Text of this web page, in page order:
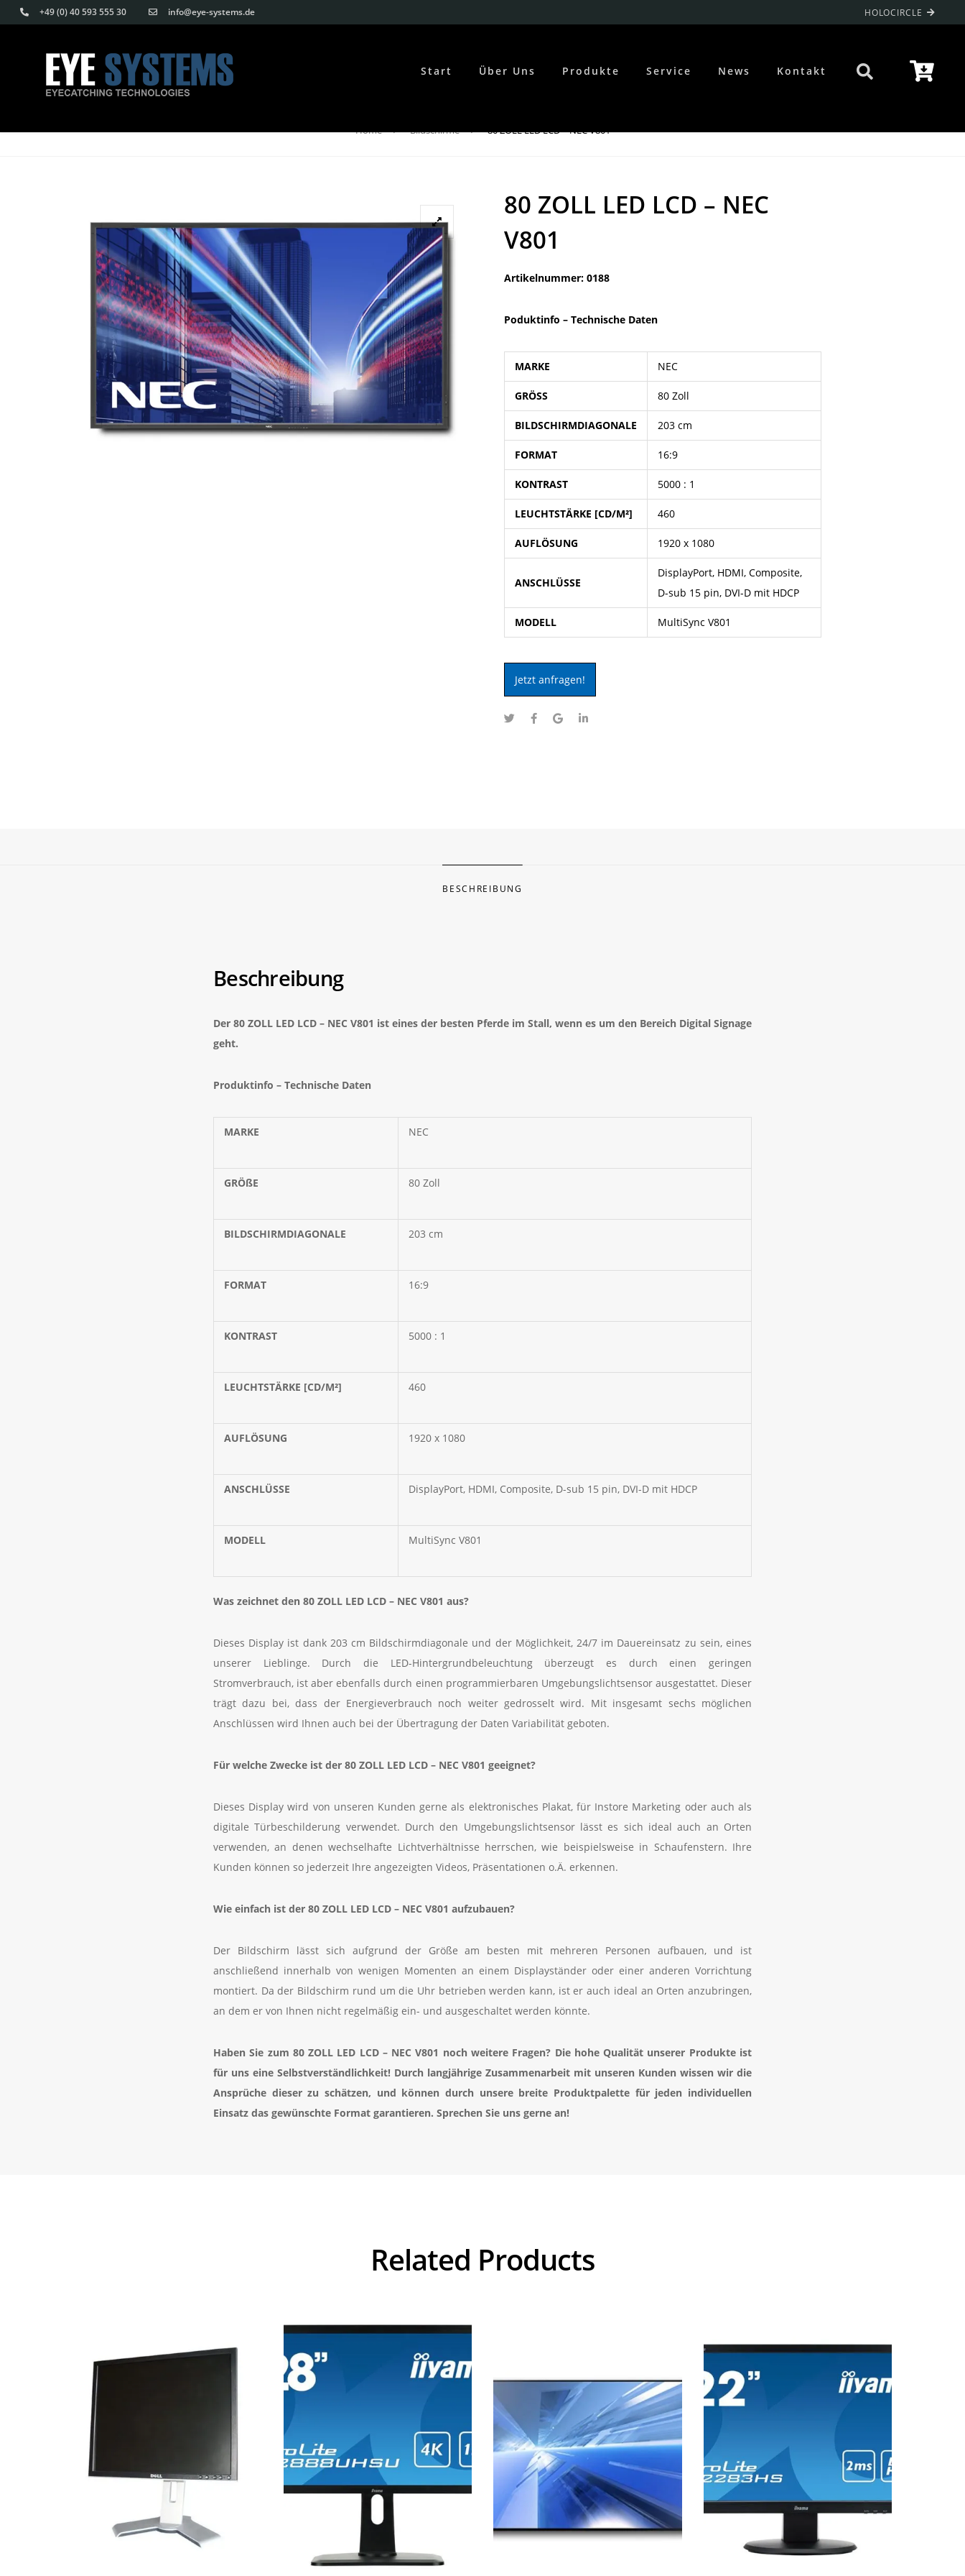
Skip
links
+49 (0) 40 593 555 30 info@eye-systems.de HOLOCIRCLE
Start Über Uns Produkte Service News Kontakt
Home Bildschirme 80 ZOLL LED LCD – NEC V801
80 ZOLL LED LCD – NEC
V801
Artikelnummer: 0188
Poduktinfo – Technische Daten
MARKE NEC
GRÖSS 80 Zoll
BILDSCHIRMDIAGONALE 203 cm
FORMAT 16:9
KONTRAST 5000 : 1
LEUCHTSTÄRKE [CD/M²] 460
AUFLÖSUNG 1920 x 1080
ANSCHLÜSSE
DisplayPort, HDMI, Composite,
D-sub 15 pin, DVI-D mit HDCP
MODELL MultiSync V801
Jetzt anfragen!
BESCHREIBUNG
Beschreibung
Der 80 ZOLL LED LCD – NEC V801 ist eines der besten Pferde im Stall, wenn es um den Bereich Digital Signage
geht.
Produktinfo – Technische Daten
MARKE NEC
GRÖßE 80 Zoll
BILDSCHIRMDIAGONALE 203 cm
FORMAT 16:9
KONTRAST 5000 : 1
LEUCHTSTÄRKE [CD/M²] 460
AUFLÖSUNG 1920 x 1080
ANSCHLÜSSE DisplayPort, HDMI, Composite, D-sub 15 pin, DVI-D mit HDCP
MODELL MultiSync V801
Was zeichnet den 80 ZOLL LED LCD – NEC V801 aus?
Dieses Display ist dank 203 cm Bildschirmdiagonale und der Möglichkeit, 24/7 im Dauereinsatz zu sein, eines
unserer Lieblinge. Durch die LED-Hintergrundbeleuchtung überzeugt es durch einen geringen
Stromverbrauch, ist aber ebenfalls durch einen programmierbaren Umgebungslichtsensor ausgestattet. Dieser
trägt dazu bei, dass der Energieverbrauch noch weiter gedrosselt wird. Mit insgesamt sechs möglichen
Anschlüssen wird Ihnen auch bei der Übertragung der Daten Variabilität geboten.
Für welche Zwecke ist der 80 ZOLL LED LCD – NEC V801 geeignet?
Dieses Display wird von unseren Kunden gerne als elektronisches Plakat, für Instore Marketing oder auch als
digitale Türbeschilderung verwendet. Durch den Umgebungslichtsensor lässt es sich ideal auch an Orten
verwenden, an denen wechselhafte Lichtverhältnisse herrschen, wie beispielsweise in Schaufenstern. Ihre
Kunden können so jederzeit Ihre angezeigten Videos, Präsentationen o.Ä. erkennen.
Wie einfach ist der 80 ZOLL LED LCD – NEC V801 aufzubauen?
Der Bildschirm lässt sich aufgrund der Größe am besten mit mehreren Personen aufbauen, und ist
anschließend innerhalb von wenigen Momenten an einem Displayständer oder einer anderen Vorrichtung
montiert. Da der Bildschirm rund um die Uhr betrieben werden kann, ist er auch ideal an Orten anzubringen,
an dem er von Ihnen nicht regelmäßig ein- und ausgeschaltet werden könnte.
Haben Sie zum 80 ZOLL LED LCD – NEC V801 noch weitere Fragen? Die hohe Qualität unserer Produkte ist
für uns eine Selbstverständlichkeit! Durch langjährige Zusammenarbeit mit unseren Kunden wissen wir die
Ansprüche dieser zu schätzen, und können durch unsere breite Produktpalette für jeden individuellen
Einsatz das gewünschte Format garantieren. Sprechen Sie uns gerne an!
Related Products